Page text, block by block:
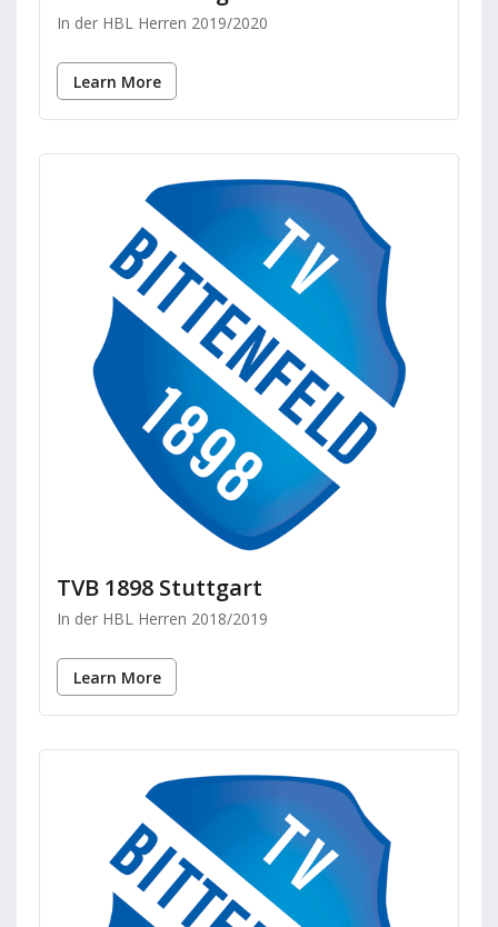
In der HBL Herren 2019/2020
Learn More
TVB 1898 Stuttgart
In der HBL Herren 2018/2019
Learn More